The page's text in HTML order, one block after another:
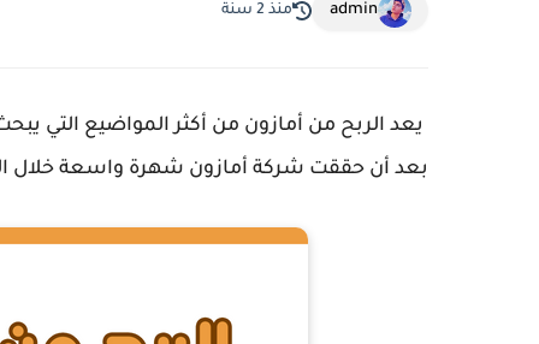
admin منذ 2 سنة
يعد الربح من أمازون من أكثر المواضيع التي
بعد أن حققت شركة أمازون شهرة واسعة خلال